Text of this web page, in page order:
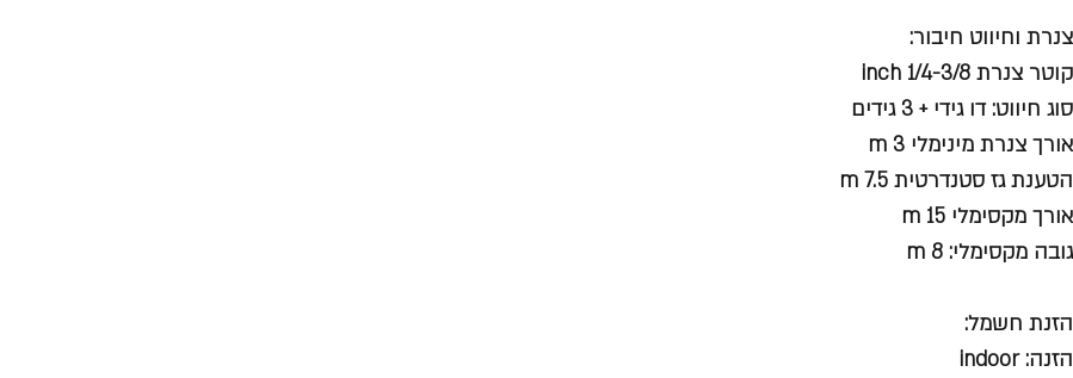
צנרת וחיווט חיבור:
קוטר צנרת inch 1/4-3/8
סוג חיווט: דו גידי + 3 גידים
אורך צנרת מינימלי m 3
הטענת גז סטנדרטית m 7.5
אורך מקסימלי m 15
גובה מקסימלי: m 8
הזנת חשמל:
הזנה: indoor